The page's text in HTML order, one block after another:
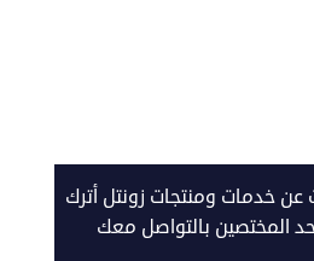
عن خدمات ومنتجات زونتل أترك
المختصين بالتواصل معك